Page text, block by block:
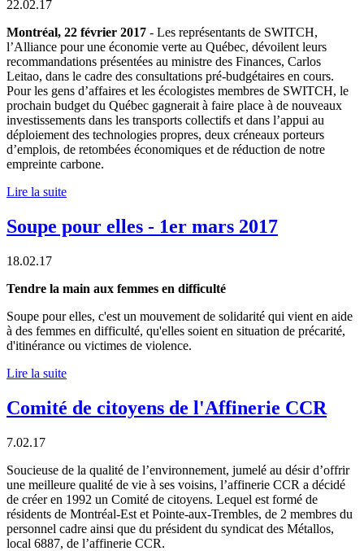
22.02.17
Montréal, 22 février 2017 - Les représentants de SWITCH,
l’Alliance pour une économie verte au Québec, dévoilent leurs
recommandations présentées au ministre des Finances, Carlos
Leitao, dans le cadre des consultations pré-budgétaires en cours.
Pour les gens d’affaires et les écologistes membres de SWITCH, le
prochain budget du Québec gagnerait à faire place à de nouveaux
investissements dans les transports collectifs et dans l’appui au
déploiement des technologies propres, deux créneaux porteurs
d’emplois, de retombées économiques et de réduction de notre
empreinte carbone.
Lire la suite
Soupe pour elles - 1er mars 2017
18.02.17
Tendre la main aux femmes en difficulté
Soupe pour elles, c'est un mouvement de solidarité qui vient en aide
à des femmes en difficulté, qu'elles soient en situation de précarité,
d'itinérance ou victimes de violence.
Lire la suite
Comité de citoyens de l'Affinerie CCR
7.02.17
Soucieuse de la qualité de l’environnement, jumelé au désir d’offrir
une meilleure qualité de vie à ses voisins, l’affinerie CCR a décidé
de créer en 1992 un Comité de citoyens. Lequel est formé de
résidents de Montréal-Est et Pointe-aux-Trembles, de 2 membres du
personnel cadre ainsi que du président du syndicat des Métallos,
local 6887, de l’affinerie CCR.